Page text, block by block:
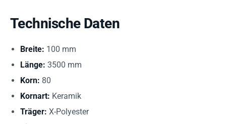
Technische Daten
Breite: 100 mm
Länge: 3500 mm
Korn: 80
Kornart: Keramik
Träger: X-Polyester